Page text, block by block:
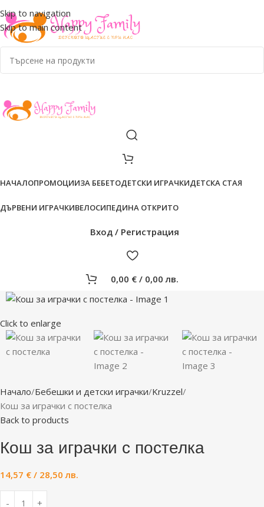
Skip to navigation
Skip to main content
НАЧАЛОПРОМОЦИИЗА БЕБЕТОДЕТСКИ ИГРАЧКИДЕТСКА СТАЯ
ДЪРВЕНИ ИГРАЧКИВЕЛОСИПЕДИНА ОТКРИТО
Вход / Регистрация
0,00 € / 0,00 лв.
Click to enlarge
Начало Бебешки и детски играчки Kruzzel
Кош за играчки с постелка
Back to products
Кош за играчки с постелка
14,57 € / 28,50 лв.